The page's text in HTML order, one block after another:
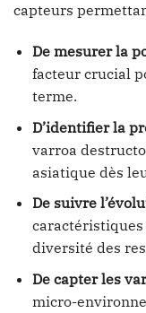
capteurs
De mesurer la
facteur crucial
terme.
D’identifier la
varroa
asiatique dès
De suivre
diversité des
De capter les
micro-